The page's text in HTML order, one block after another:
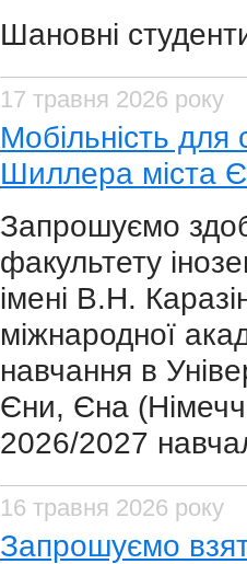
Шановні
17 травня 2026 року
​Мобільність для
Шиллера міста
Запрошуємо
факультету
імені В.Н.
міжнародної
навчання в
Єни, Єна
2026/2027
16 травня 2026 року
Запрошуємо